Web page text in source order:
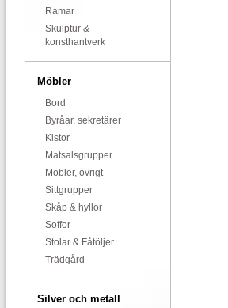
Ramar
Skulptur &
konsthantverk
Möbler
Bord
Byråar, sekretärer
Kistor
Matsalsgrupper
Möbler, övrigt
Sittgrupper
Skåp & hyllor
Soffor
Stolar & Fåtöljer
Trädgård
Silver och metall